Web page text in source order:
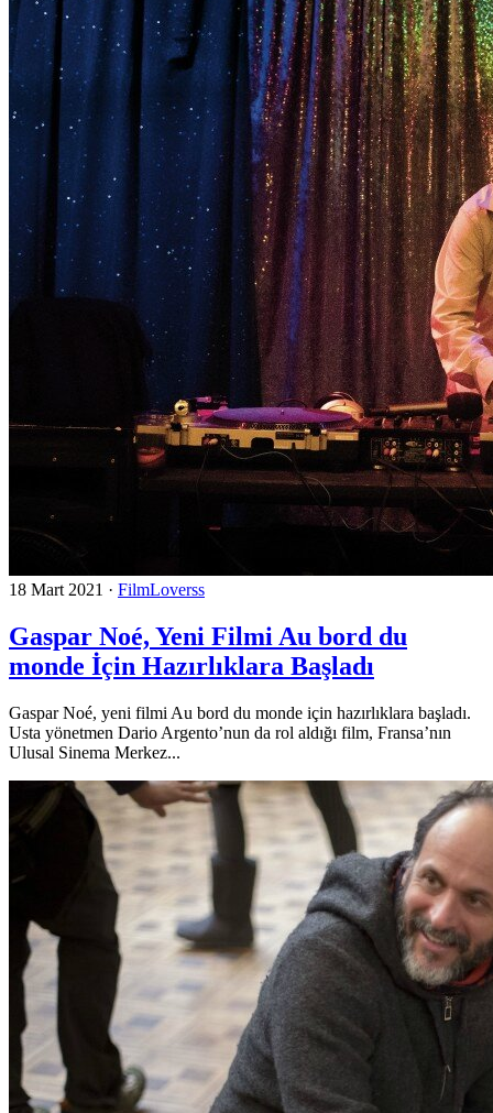
18 Mart 2021 · FilmLoverss
Gaspar Noé, Yeni Filmi Au bord du
monde İçin Hazırlıklara Başladı
Gaspar Noé, yeni filmi Au bord du monde için hazırlıklara başladı.
Usta yönetmen Dario Argento’nun da rol aldığı film, Fransa’nın
Ulusal Sinema Merkez...